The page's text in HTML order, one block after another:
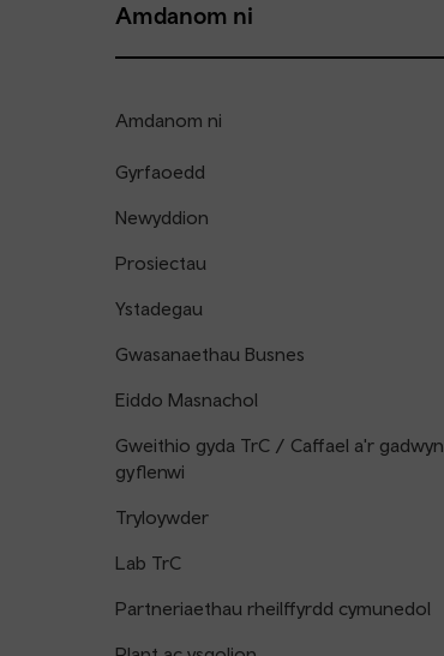
Amdanom ni
Amdanom ni
Gyrfaoedd
Newyddion
Prosiectau
Ystadegau
Gwasanaethau Busnes
Eiddo Masnachol
Gweithio gyda TrC / Caffael a'r gadwyn
gyflenwi
Tryloywder
Lab TrC
Partneriaethau rheilffyrdd cymunedol